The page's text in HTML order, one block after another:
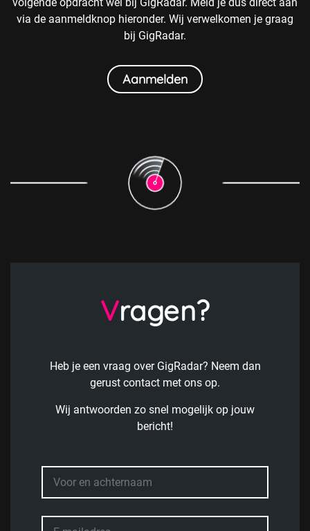
via de aanmeldknop hieronder. Wij verwelkomen je graag
bij GigRadar.
Aanmelden
Vragen?
Heb je een vraag over GigRadar? Neem dan
gerust contact met ons op.
Wij antwoorden zo snel mogelijk op jouw
bericht!